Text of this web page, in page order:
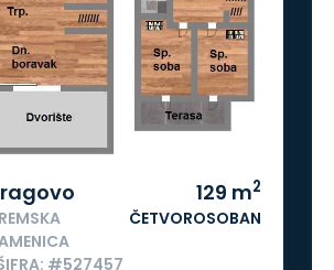
#527457
129 m2
ČETVOROSOBAN